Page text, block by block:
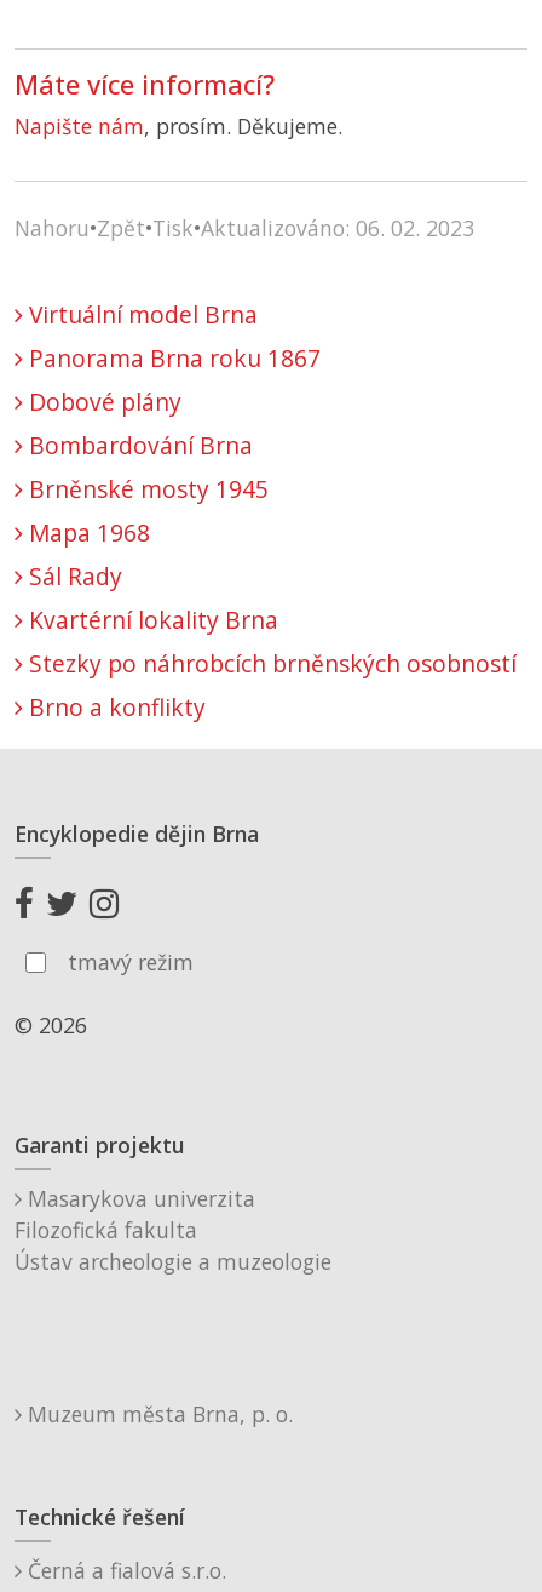
Máte více informací?
Napište nám, prosím. Děkujeme.
Nahoru•Zpět•Tisk•Aktualizováno: 06. 02. 2023
Virtuální model Brna
Panorama Brna roku 1867
Dobové plány
Bombardování Brna
Brněnské mosty 1945
Mapa 1968
Sál Rady
Kvartérní lokality Brna
Stezky po náhrobcích brněnských osobností
Brno a konflikty
Encyklopedie dějin Brna
tmavý režim
© 2026
Garanti projektu
Masarykova univerzita
Filozofická fakulta
Ústav archeologie a muzeologie
Muzeum města Brna, p. o.
Technické řešení
Černá a fialová s.r.o.